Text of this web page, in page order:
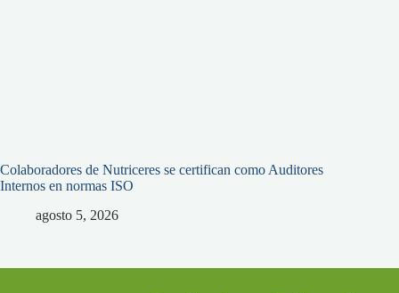
Colaboradores de Nutriceres se certifican como Auditores
Internos en normas ISO
agosto 5, 2026